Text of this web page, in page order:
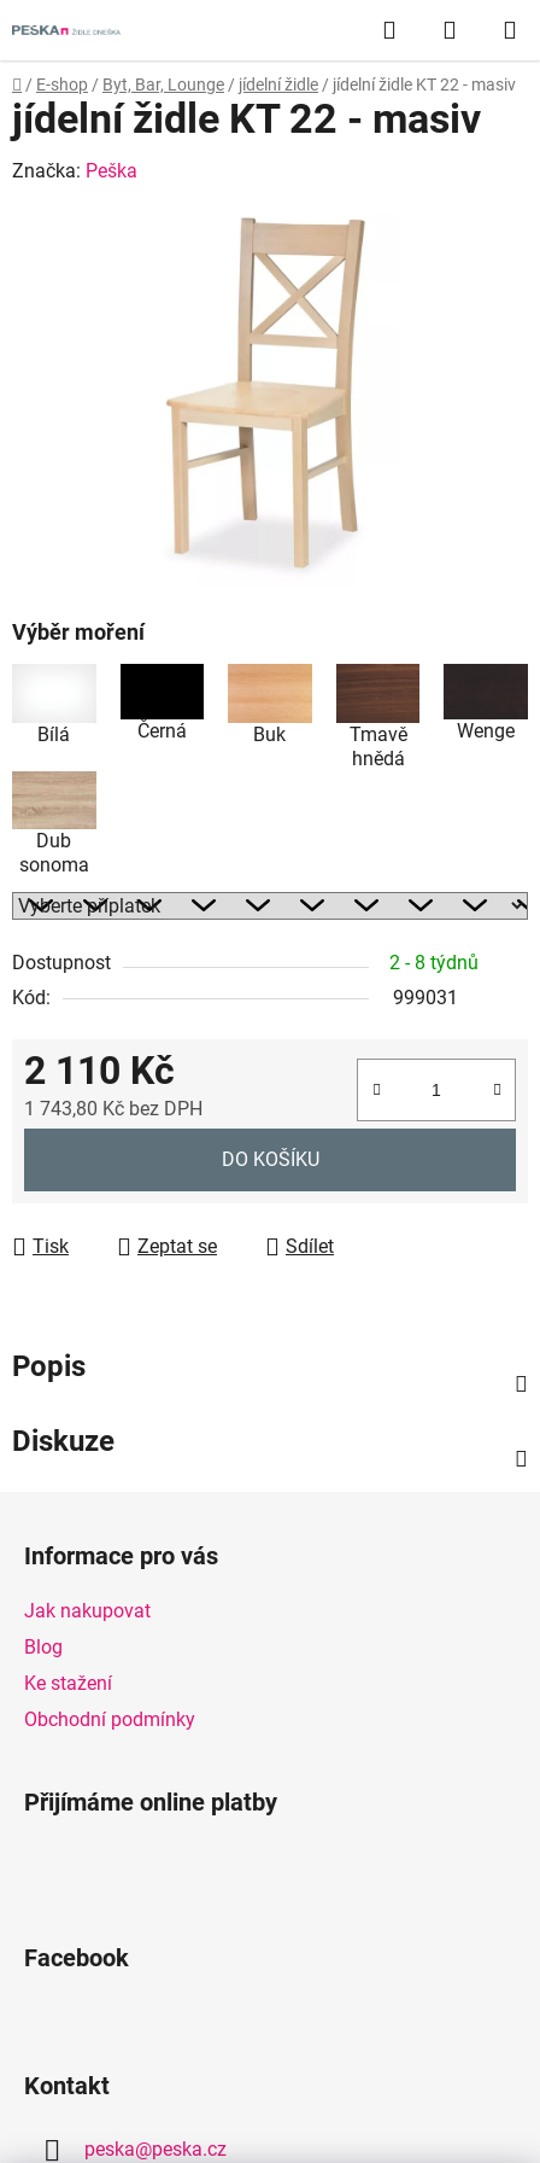
na
obsah
Hledat
KOŠÍK
Domů
/ E-shop / Byt, Bar, Lounge / jídelní židle / jídelní židle KT 22 - masiv
Výběr moření
Bílá Černá Buk
Tmavě
hnědá
Wenge
Dub
sonoma
Dostupnost
2 - 8 týdnů
Kód:
999031
2 110 Kč
1 743,80 Kč bez DPH
DO KOŠÍKU
Tisk Zeptat se Sdílet
jídelní židle KT 22 - masiv
Značka: Peška
Popis
Diskuze
Informace pro vás
Jak nakupovat
Blog
Ke stažení
Obchodní podmínky
Přijímáme online platby
Facebook
Kontakt
peska@peska.cz